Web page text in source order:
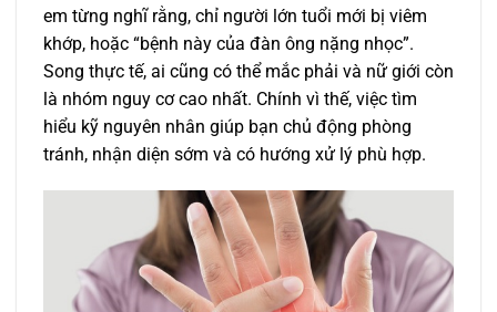
em từng nghĩ rằng, chỉ người lớn tuổi mới bị viêm
khớp, hoặc “bệnh này của đàn ông nặng nhọc”.
Song thực tế, ai cũng có thể mắc phải và nữ giới còn
là nhóm nguy cơ cao nhất. Chính vì thế, việc tìm
hiểu kỹ nguyên nhân giúp bạn chủ động phòng
tránh, nhận diện sớm và có hướng xử lý phù hợp.